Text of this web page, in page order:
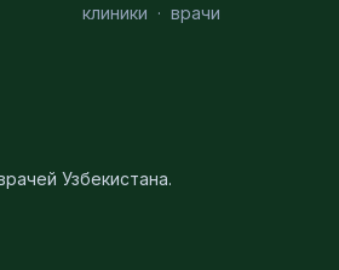
клиники · врачи
Узбекистана.